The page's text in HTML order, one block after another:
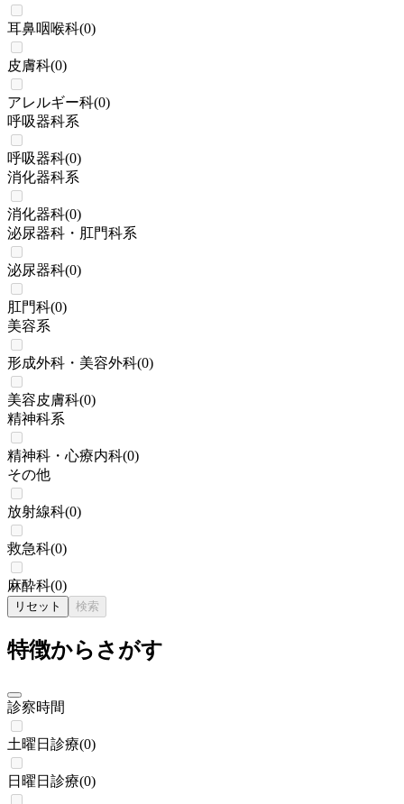
耳鼻咽喉科(0)
皮膚科(0)
アレルギー科(0)
呼吸器科系
呼吸器科(0)
消化器科系
消化器科(0)
泌尿器科・肛門科系
泌尿器科(0)
肛門科(0)
美容系
形成外科・美容外科(0)
美容皮膚科(0)
精神科系
精神科・心療内科(0)
その他
放射線科(0)
救急科(0)
麻酔科(0)
リセット 検索
特徴からさがす
診察時間
土曜日診療(0)
日曜日診療(0)